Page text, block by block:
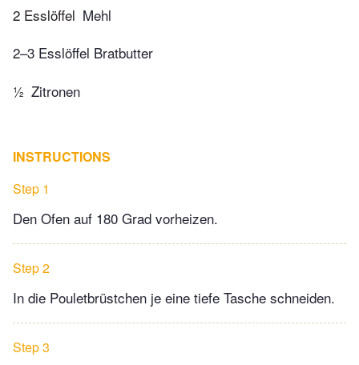
2 Esslöffel Mehl
2–3 Esslöffel Bratbutter
½ Zitronen
INSTRUCTIONS
Step 1
Den Ofen auf 180 Grad vorheizen.
Step 2
In die Pouletbrüstchen je eine tiefe Tasche schneiden.
Step 3